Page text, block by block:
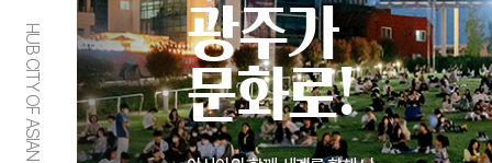
광주가
문화로!